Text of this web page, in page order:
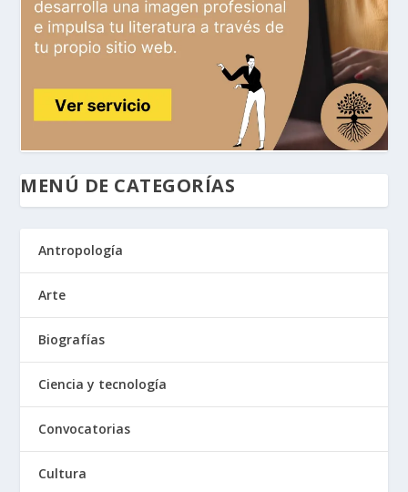
MENÚ DE CATEGORÍAS
Antropología
Arte
Biografías
Ciencia y tecnología
Convocatorias
Cultura